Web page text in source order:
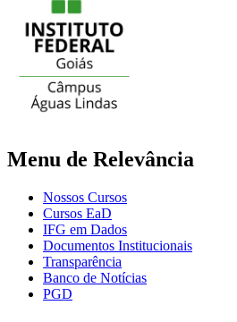
Menu de Relevância
Nossos Cursos
Cursos EaD
IFG em Dados
Documentos Institucionais
Transparência
Banco de Notícias
PGD